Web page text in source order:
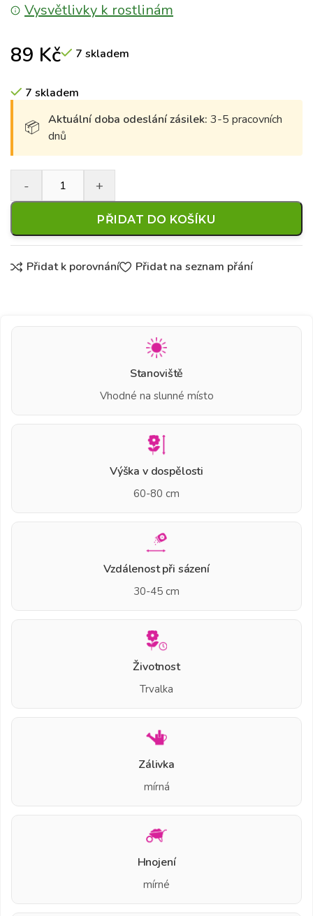
Vysvětlivky k rostlinám
89 Kč 7 skladem
7 skladem
Aktuální doba odeslání zásilek: 3-5 pracovních
dnů
PŘIDAT DO KOŠÍKU
Přidat k porovnání Přidat na seznam přání
Stanoviště
Vhodné na slunné místo
Výška v dospělosti
60-80 cm
Vzdálenost při sázení
30-45 cm
Životnost
Trvalka
Zálivka
mírná
Hnojení
mírné